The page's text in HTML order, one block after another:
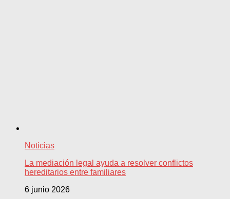
Noticias
La mediación legal ayuda a resolver conflictos
hereditarios entre familiares
6 junio 2026